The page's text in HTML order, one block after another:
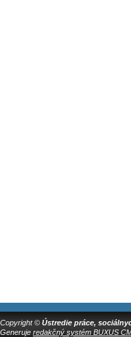
Copyright © Ústredie práce,
Generuje redakčný systém BUXUS